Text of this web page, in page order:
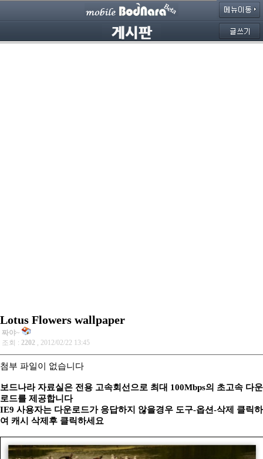
Lotus Flowers wallpaper
짜야~
조회 : 2202 , 2012/02/22 13:45
첨부 파일이 없습니다
보드나라 자료실은 전용 고속회선으로 최대 100Mbps의 초고속 다운
로드를 제공합니다
IE9 사용자는 다운로드가 응답하지 않을경우 도구-옵션-삭제 클릭하
여 캐시 삭제후 클릭하세요